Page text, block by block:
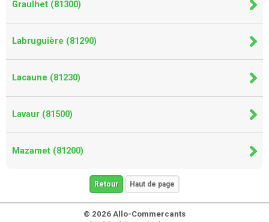
Graulhet (81300)
Labruguière (81290)
Lacaune (81230)
Lavaur (81500)
Mazamet (81200)
Retour Haut de page
© 2026 Allo-Commercants